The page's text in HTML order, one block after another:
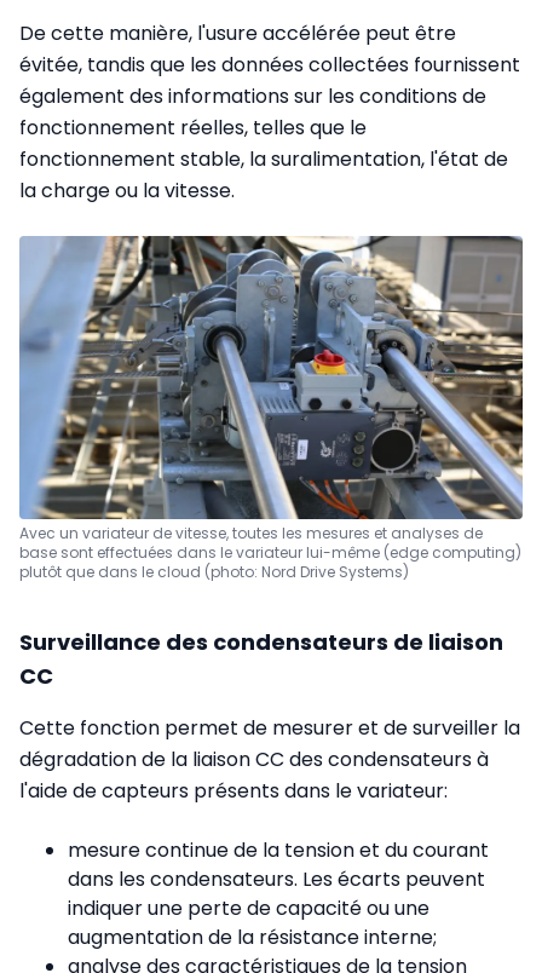
De cette manière, l'usure accélérée peut être
évitée, tandis que les données collectées fournissent
également des informations sur les conditions de
fonctionnement réelles, telles que le
fonctionnement stable, la suralimentation, l'état de
la charge ou la vitesse.
Avec un variateur de vitesse, toutes les mesures et analyses de
base sont effectuées dans le variateur lui-même (edge computing)
plutôt que dans le cloud (photo: Nord Drive Systems)
Surveillance des condensateurs de liaison
CC
Cette fonction permet de mesurer et de surveiller la
dégradation de la liaison CC des condensateurs à
l'aide de capteurs présents dans le variateur:
mesure continue de la tension et du courant
dans les condensateurs. Les écarts peuvent
indiquer une perte de capacité ou une
augmentation de la résistance interne;
analyse des caractéristiques de la tension